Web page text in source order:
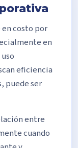
costo por
en
eficiencia
puede ser
entre
cuando